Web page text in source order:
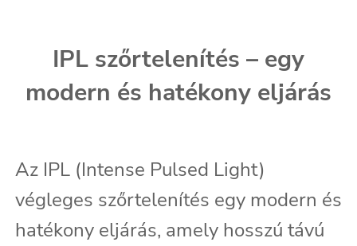
IPL szőrtelenítés – egy
modern és hatékony eljárás
Az IPL (Intense Pulsed Light)
végleges szőrtelenítés egy modern és
hatékony eljárás, amely hosszú távú